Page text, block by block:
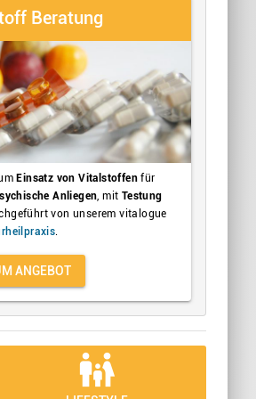
Beratung
Einsatz von Vitalstoffen für
Anliegen, mit Testung
von unserem vitalogue
.
ANGEBOT
family_restroom